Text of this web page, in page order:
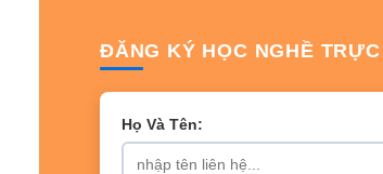
ĐĂNG KÝ HỌC NGHỀ TRỰC
Họ Và Tên: